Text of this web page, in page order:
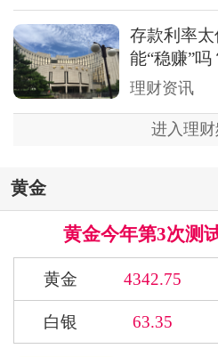
存款利率
能“稳赚”吗
理财资讯
进入理
黄金
黄金今年第3次测
黄金 4342.75
白银 63.35